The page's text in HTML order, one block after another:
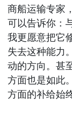
商船运输专家
可以告诉你：
我更愿意把它
失去这种能力
动的方向。甚
方面也是如此
方面的补给始